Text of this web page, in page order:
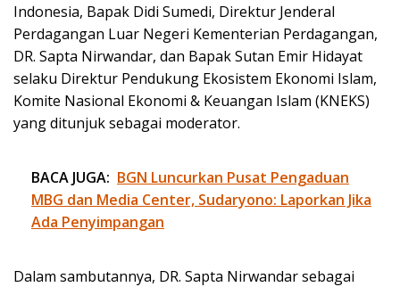
Indonesia, Bapak Didi Sumedi, Direktur Jenderal
Perdagangan Luar Negeri Kementerian Perdagangan,
DR. Sapta Nirwandar, dan Bapak Sutan Emir Hidayat
selaku Direktur Pendukung Ekosistem Ekonomi Islam,
Komite Nasional Ekonomi & Keuangan Islam (KNEKS)
yang ditunjuk sebagai moderator.
BACA JUGA: BGN Luncurkan Pusat Pengaduan
MBG dan Media Center, Sudaryono: Laporkan Jika
Ada Penyimpangan
Dalam sambutannya, DR. Sapta Nirwandar sebagai